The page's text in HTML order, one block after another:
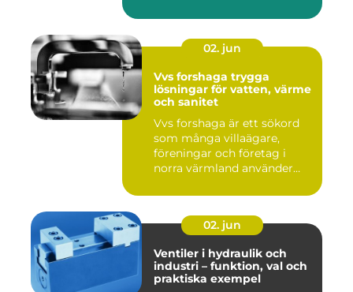
02. jun
Vvs forshaga trygga
lösningar för vatten, värme
och sanitet
Vvs forshaga är ett sökord
som många villaägare,
föreningar och företag i
norra värmland använder
02. jun
Ventiler i hydraulik och
industri – funktion, val och
praktiska exempel